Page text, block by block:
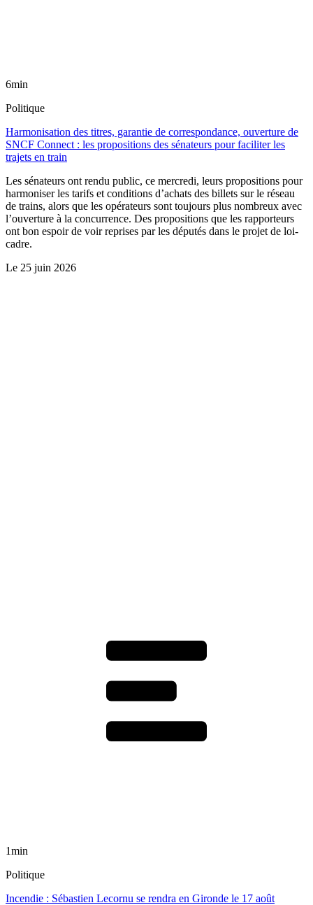
6min
Politique
Harmonisation des titres, garantie de correspondance, ouverture de
SNCF Connect : les propositions des sénateurs pour faciliter les
trajets en train
Les sénateurs ont rendu public, ce mercredi, leurs propositions pour
harmoniser les tarifs et conditions d’achats des billets sur le réseau
de trains, alors que les opérateurs sont toujours plus nombreux avec
l’ouverture à la concurrence. Des propositions que les rapporteurs
ont bon espoir de voir reprises par les députés dans le projet de loi-
cadre.
Le 25 juin 2026
1min
Politique
Incendie : Sébastien Lecornu se rendra en Gironde le 17 août